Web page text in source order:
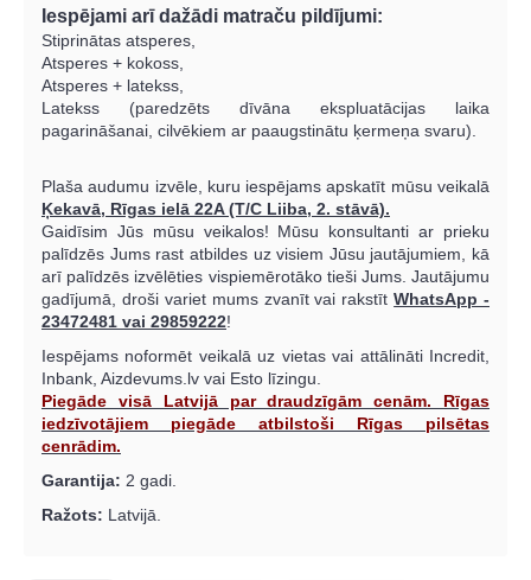
Iespējami arī dažādi matraču pildījumi:
Stiprinātas atsperes,
Atsperes + kokoss,
Atsperes + latekss,
Latekss (paredzēts dīvāna ekspluatācijas laika
pagarināšanai, cilvēkiem ar paaugstinātu ķermeņa svaru).
Plaša audumu izvēle, kuru iespējams apskatīt mūsu veikalā
Ķekavā, Rīgas ielā 22A (T/C Liiba, 2. stāvā).
Gaidīsim Jūs mūsu veikalos! Mūsu konsultanti ar prieku
palīdzēs Jums rast atbildes uz visiem Jūsu jautājumiem, kā
arī palīdzēs izvēlēties vispiemērotāko tieši Jums. Jautājumu
gadījumā, droši variet mums zvanīt vai rakstītWhatsApp -
23472481 vai 29859222!
Iespējams noformēt veikalā uz vietas vai attālināti Incredit,
Inbank, Aizdevums.lv vai Esto līzingu.
Piegāde visā Latvijā par draudzīgām cenām. Rīgas
iedzīvotājiem piegāde atbilstoši Rīgas pilsētas
cenrādim.
Garantija: 2 gadi.
Ražots: Latvijā.